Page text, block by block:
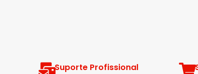
Suporte Profissional